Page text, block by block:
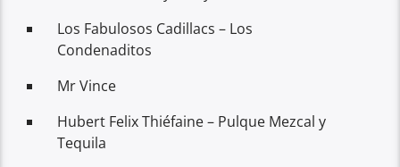
Los Fabulosos Cadillacs – Los
Condenaditos
Mr Vince
Hubert Felix Thiéfaine – Pulque Mezcal y
Tequila